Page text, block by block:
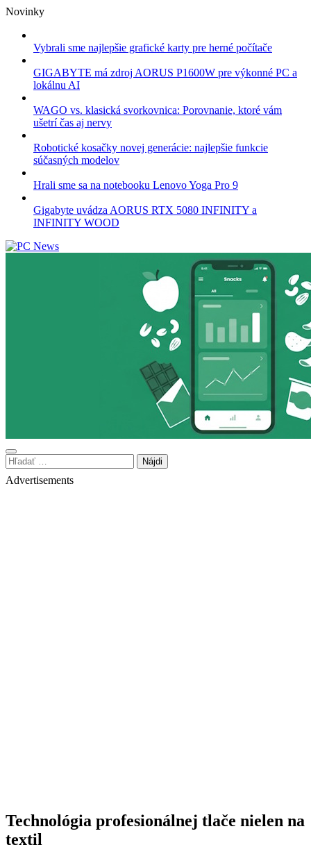
Skip
content
Novinky
Vybrali sme najlepšie grafické karty pre herné počítače
GIGABYTE má zdroj AORUS P1600W pre výkonné PC a
lokálnu AI
WAGO vs. klasická svorkovnica: Porovnanie, ktoré vám
ušetrí čas aj nervy
Robotické kosačky novej generácie: najlepšie funkcie
súčasných modelov
Hrali sme sa na notebooku Lenovo Yoga Pro 9
Gigabyte uvádza AORUS RTX 5080 INFINITY a
INFINITY WOOD
Hľadať:
Advertisements
Technológia profesionálnej tlače nielen na
textil